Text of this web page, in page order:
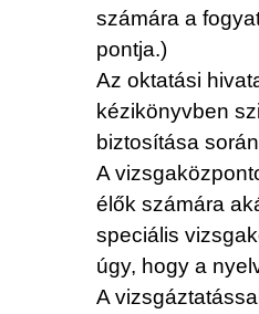
számára a
pontja.)
Az oktatási
kézikönyvben
biztosítása
A
élők számára
speciális
úgy, hogy a
A